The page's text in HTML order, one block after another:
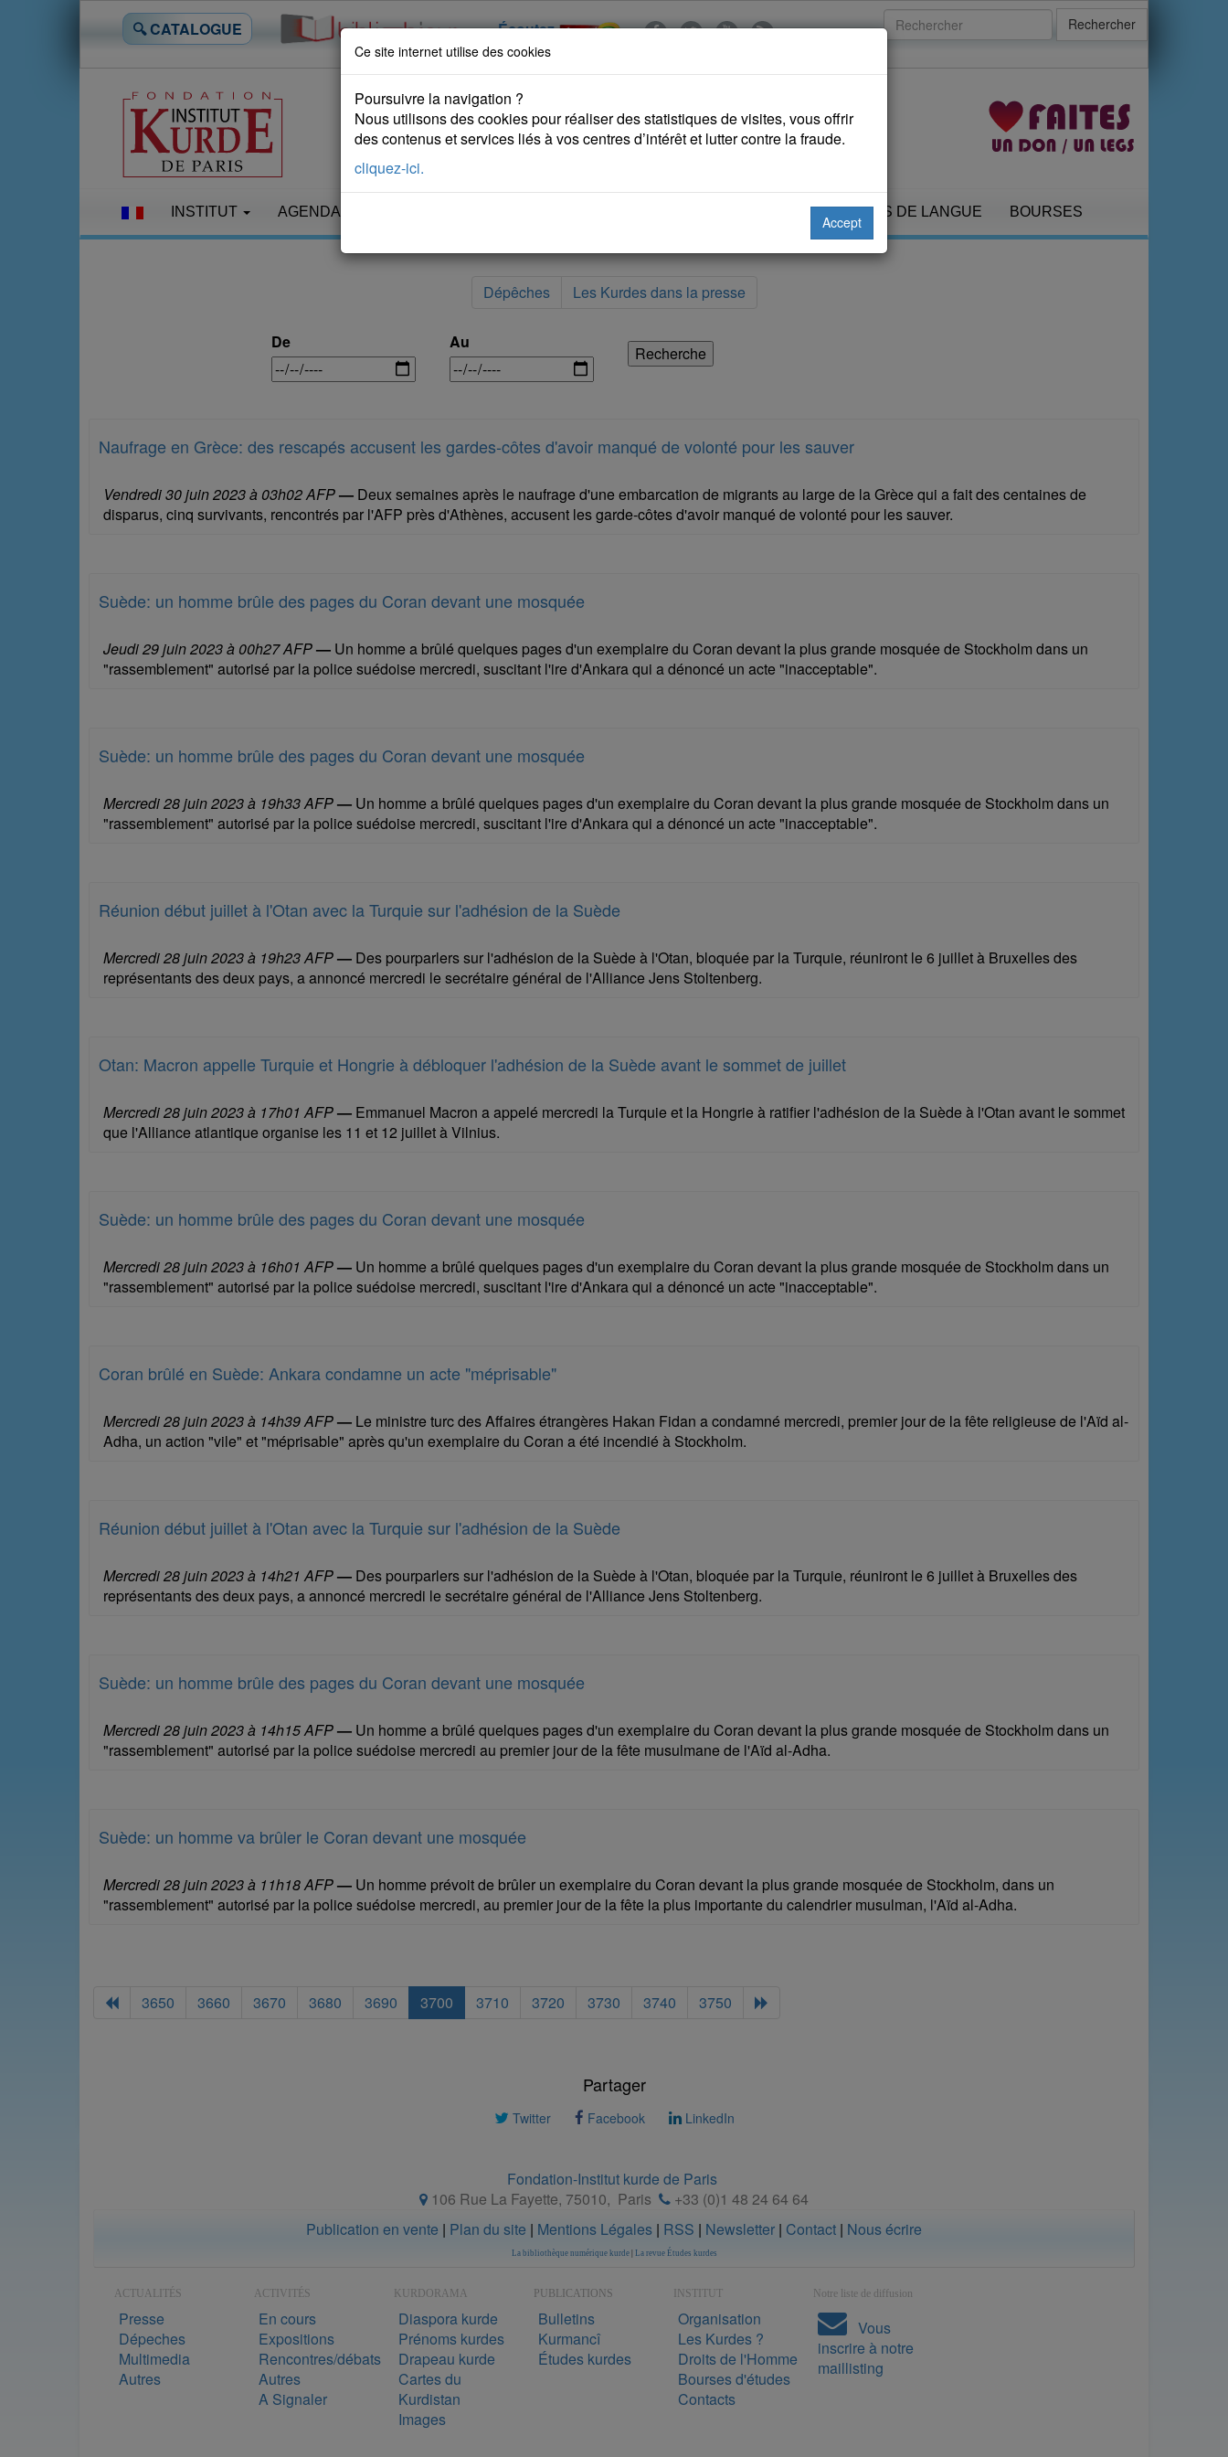
🔍 CATALOGUE Écoutez Rechercher
INSTITUT AGENDA DROITS DE L'HOMME COURS DE LANGUE BOURSES
Dépêches Les Kurdes dans la presse
De Au
Naufrage en Grèce: des rescapés accusent les gardes-côtes d'avoir manqué de volonté pour les sauver
Vendredi 30 juin 2023 à 03h02 AFP— Deux semaines après le naufrage d'une embarcation de migrants au large de la Grèce qui a fait des centaines de
disparus, cinq survivants, rencontrés par l'AFP près d'Athènes, accusent les garde-côtes d'avoir manqué de volonté pour les sauver.
Suède: un homme brûle des pages du Coran devant une mosquée
Jeudi 29 juin 2023 à 00h27 AFP— Un homme a brûlé quelques pages d'un exemplaire du Coran devant la plus grande mosquée de Stockholm dans un
"rassemblement" autorisé par la police suédoise mercredi, suscitant l'ire d'Ankara qui a dénoncé un acte "inacceptable".
Suède: un homme brûle des pages du Coran devant une mosquée
Mercredi 28 juin 2023 à 19h33 AFP— Un homme a brûlé quelques pages d'un exemplaire du Coran devant la plus grande mosquée de Stockholm dans un
"rassemblement" autorisé par la police suédoise mercredi, suscitant l'ire d'Ankara qui a dénoncé un acte "inacceptable".
Réunion début juillet à l'Otan avec la Turquie sur l'adhésion de la Suède
Mercredi 28 juin 2023 à 19h23 AFP— Des pourparlers sur l'adhésion de la Suède à l'Otan, bloquée par la Turquie, réuniront le 6 juillet à Bruxelles des
représentants des deux pays, a annoncé mercredi le secrétaire général de l'Alliance Jens Stoltenberg.
Otan: Macron appelle Turquie et Hongrie à débloquer l'adhésion de la Suède avant le sommet de juillet
Mercredi 28 juin 2023 à 17h01 AFP— Emmanuel Macron a appelé mercredi la Turquie et la Hongrie à ratifier l'adhésion de la Suède à l'Otan avant le sommet
que l'Alliance atlantique organise les 11 et 12 juillet à Vilnius.
Suède: un homme brûle des pages du Coran devant une mosquée
Mercredi 28 juin 2023 à 16h01 AFP— Un homme a brûlé quelques pages d'un exemplaire du Coran devant la plus grande mosquée de Stockholm dans un
"rassemblement" autorisé par la police suédoise mercredi, suscitant l'ire d'Ankara qui a dénoncé un acte "inacceptable".
Coran brûlé en Suède: Ankara condamne un acte "méprisable"
Mercredi 28 juin 2023 à 14h39 AFP— Le ministre turc des Affaires étrangères Hakan Fidan a condamné mercredi, premier jour de la fête religieuse de l'Aïd al-
Adha, un action "vile" et "méprisable" après qu'un exemplaire du Coran a été incendié à Stockholm.
Réunion début juillet à l'Otan avec la Turquie sur l'adhésion de la Suède
Mercredi 28 juin 2023 à 14h21 AFP— Des pourparlers sur l'adhésion de la Suède à l'Otan, bloquée par la Turquie, réuniront le 6 juillet à Bruxelles des
représentants des deux pays, a annoncé mercredi le secrétaire général de l'Alliance Jens Stoltenberg.
Suède: un homme brûle des pages du Coran devant une mosquée
Mercredi 28 juin 2023 à 14h15 AFP— Un homme a brûlé quelques pages d'un exemplaire du Coran devant la plus grande mosquée de Stockholm dans un
"rassemblement" autorisé par la police suédoise mercredi au premier jour de la fête musulmane de l'Aïd al-Adha.
Suède: un homme va brûler le Coran devant une mosquée
Mercredi 28 juin 2023 à 11h18 AFP— Un homme prévoit de brûler un exemplaire du Coran devant la plus grande mosquée de Stockholm, dans un
"rassemblement" autorisé par la police suédoise mercredi, au premier jour de la fête la plus importante du calendrier musulman, l'Aïd al-Adha.
3650 3660 3670 3680 3690 3700 3710 3720 3730 3740 3750
Partager
Twitter Facebook LinkedIn
Fondation-Institut kurde de Paris
106 Rue La Fayette, 75010, Paris
+33 (0)1 48 24 64 64
Publication en vente | Plan du site | Mentions Légales | RSS | Newsletter | Contact | Nous écrire
La bibliothèque numérique kurde| La revue Études kurdes
ACTUALITÉS
Presse
Dépeches
Multimedia
Autres
ACTIVITÉS
En cours
Expositions
Rencontres/débats
Autres
A Signaler
KURDORAMA
Diaspora kurde
Prénoms kurdes
Drapeau kurde
Cartes du
Kurdistan
Images
PUBLICATIONS
Bulletins
Kurmancî
Études kurdes
INSTITUT
Organisation
Les Kurdes ?
Droits de l'Homme
Bourses d'études
Contacts
Notre liste de diffusion
Vous
inscrire à notre
maillisting
Ce site internet utilise des cookies
Poursuivre la navigation ?
Nous utilisons des cookies pour réaliser des statistiques de visites, vous offrir
des contenus et services liés à vos centres d’intérêt et lutter contre la fraude.
cliquez-ici.
Accept